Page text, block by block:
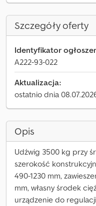
Szczegóły oferty
Identyfikator
A222-93-022
Aktualizacja:
ostatnio dnia
Opis
Udźwig 3500 kg przy
szerokość
490-1230 mm,
mm, własny środek
urządzenie do